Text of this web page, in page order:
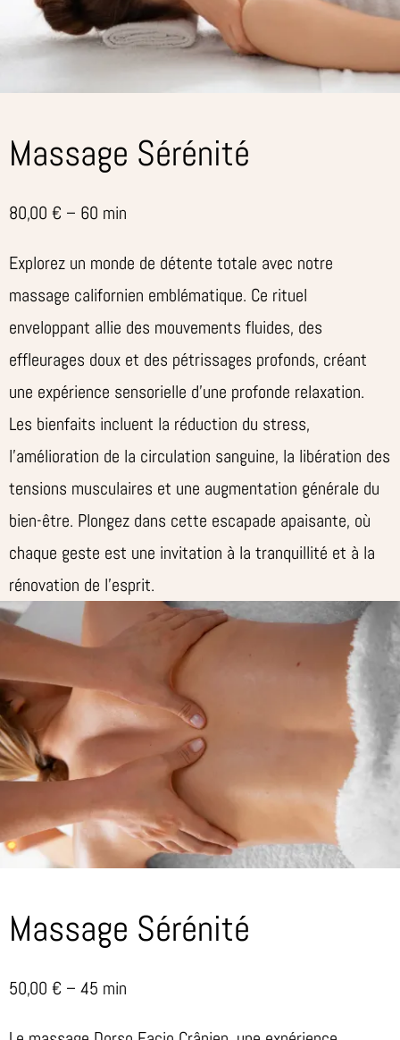
Massage Sérénité
80,00 € – 60 min
Explorez un monde de détente totale avec notre
massage californien emblématique. Ce rituel
enveloppant allie des mouvements fluides, des
effleurages doux et des pétrissages profonds, créant
une expérience sensorielle d’une profonde relaxation.
Les bienfaits incluent la réduction du stress,
l’amélioration de la circulation sanguine, la libération des
tensions musculaires et une augmentation générale du
bien-être. Plongez dans cette escapade apaisante, où
chaque geste est une invitation à la tranquillité et à la
rénovation de l’esprit.
Massage Sérénité
50,00 € – 45 min